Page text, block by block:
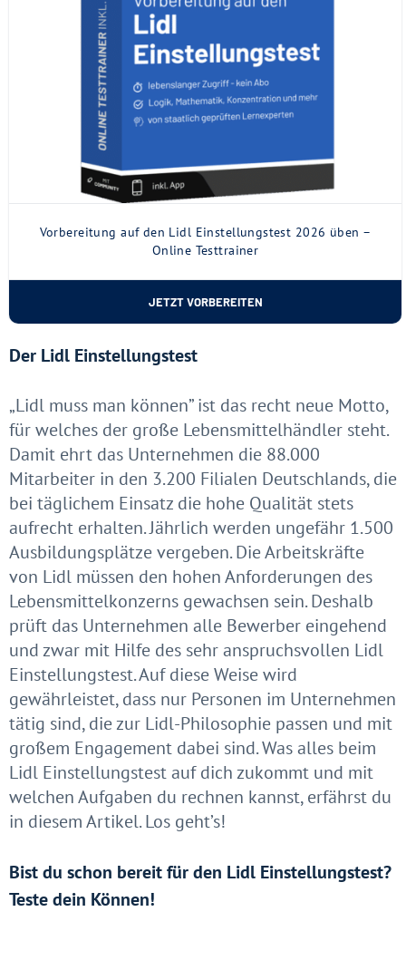
Vorbereitung auf den Lidl Einstellungstest 2026 üben –
Online Testtrainer
JETZT VORBEREITEN
Der Lidl Einstellungstest
„Lidl muss man können” ist das recht neue Motto,
für welches der große Lebensmittelhändler steht.
Damit ehrt das Unternehmen die 88.000
Mitarbeiter in den 3.200 Filialen Deutschlands, die
bei täglichem Einsatz die hohe Qualität stets
aufrecht erhalten. Jährlich werden ungefähr 1.500
Ausbildungsplätze vergeben.Die Arbeitskräfte
von Lidl müssen den hohen Anforderungen des
Lebensmittelkonzerns gewachsen sein. Deshalb
prüft das Unternehmen alle Bewerber eingehend
und zwar mit Hilfe des sehr anspruchsvollen Lidl
Einstellungstest. Auf diese Weise wird
gewährleistet, dass nur Personen im Unternehmen
tätig sind, die zur Lidl-Philosophie passen und mit
großem Engagement dabei sind. Was alles beim
Lidl Einstellungstest auf dich zukommt und mit
welchen Aufgaben du rechnen kannst, erfährst du
in diesem Artikel. Los geht’s!
Bist du schon bereit für den Lidl Einstellungstest?
Teste dein Können!